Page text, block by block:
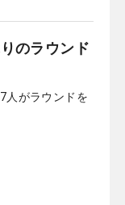
のラウンド
人がラウンドを